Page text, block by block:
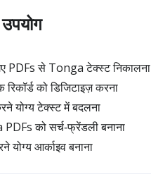
PDFs से Tonga टेक्स्ट निकालना
को डिजिटाइज़ करना
योग्य टेक्स्ट में बदलना
को सर्च‑फ्रेंडली बनाना
योग्य आर्काइव बनाना